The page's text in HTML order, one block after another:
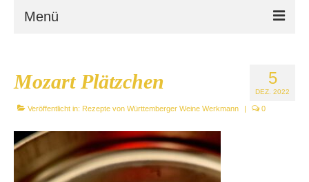
Menü
Shop
Neues
Rezepte
Kontaktieren Sie uns!
5
DEZ. 2022
Mozart Plätzchen
Veröffentlicht in: Rezepte von Württemberger Weine Werkmann | 0